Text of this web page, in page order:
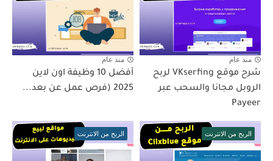
منذ عام
شرح موقع VKserfing لربح
الروبل مجانا والسحب عبر
Payeer
منذ عام
أفضل 10 وظيفة اون لاين
2025 (فرص عمل عن بعد...
الربح من الانترنت الربح من الانترنت